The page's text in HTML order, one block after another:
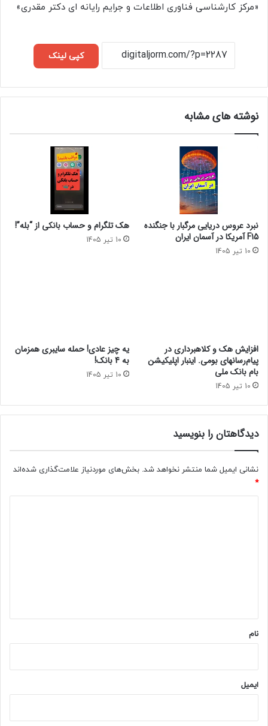
«مرکز کارشناسی فناوری اطلاعات و جرایم رایانه ای دکتر مقدری»
کپی لینک
نوشته های مشابه
نبرد عروس دریایی مرگبار با جنگنده
F15 آمریکا در آسمان ایران
10 تیر 1405
هک تلگرام و حساب بانکی از “بله”!
10 تیر 1405
افزایش هک و کلاهبرداری در
پیام‌رسانهای بومی. اینبار اپلیکیشن
بام‌ بانک ملی
10 تیر 1405
یه چیز عادی! حمله سایبری همزمان
به 4 بانک!
10 تیر 1405
دیدگاهتان را بنویسید
نشانی ایمیل شما منتشر نخواهد شد. بخش‌های موردنیاز علامت‌گذاری شده‌اند
*
نام
ایمیل